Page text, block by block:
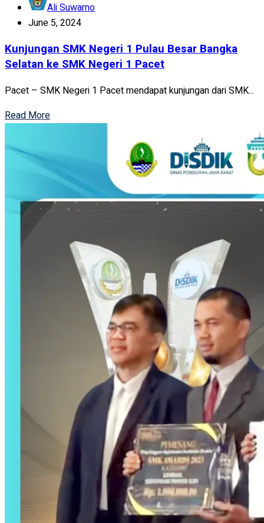
Ali Suwarno
June 5, 2024
Kunjungan SMK Negeri 1 Pulau Besar Bangka
Selatan ke SMK Negeri 1 Pacet
Pacet – SMK Negeri 1 Pacet mendapat kunjungan dari SMK...
Read More